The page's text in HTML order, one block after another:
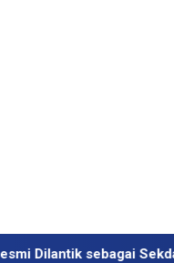
sebagai Sekda